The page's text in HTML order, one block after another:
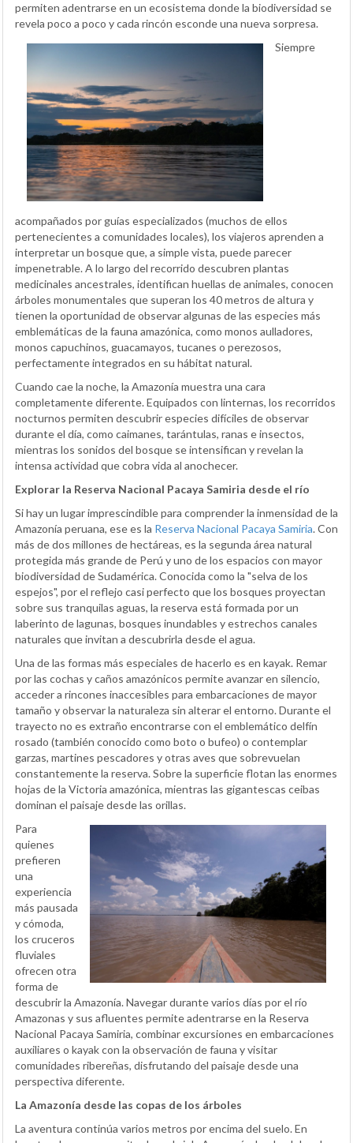
permiten adentrarse en un ecosistema donde la biodiversidad se
revela poco a poco y cada rincón esconde una nueva sorpresa.
Siempre
acompañados por guías especializados (muchos de ellos
pertenecientes a comunidades locales), los viajeros aprenden a
interpretar un bosque que, a simple vista, puede parecer
impenetrable. A lo largo del recorrido descubren plantas
medicinales ancestrales, identifican huellas de animales, conocen
árboles monumentales que superan los 40 metros de altura y
tienen la oportunidad de observar algunas de las especies más
emblemáticas de la fauna amazónica, como monos aulladores,
monos capuchinos, guacamayos, tucanes o perezosos,
perfectamente integrados en su hábitat natural.
Cuando cae la noche, la Amazonía muestra una cara
completamente diferente. Equipados con linternas, los recorridos
nocturnos permiten descubrir especies difíciles de observar
durante el día, como caimanes, tarántulas, ranas e insectos,
mientras los sonidos del bosque se intensifican y revelan la
intensa actividad que cobra vida al anochecer.
Explorar la Reserva Nacional Pacaya Samiria desde el río
Si hay un lugar imprescindible para comprender la inmensidad de la
Amazonía peruana, ese es la Reserva Nacional Pacaya Samiria. Con
más de dos millones de hectáreas, es la segunda área natural
protegida más grande de Perú y uno de los espacios con mayor
biodiversidad de Sudamérica. Conocida como la "selva de los
espejos", por el reflejo casi perfecto que los bosques proyectan
sobre sus tranquilas aguas, la reserva está formada por un
laberinto de lagunas, bosques inundables y estrechos canales
naturales que invitan a descubrirla desde el agua.
Una de las formas más especiales de hacerlo es en kayak. Remar
por las cochas y caños amazónicos permite avanzar en silencio,
acceder a rincones inaccesibles para embarcaciones de mayor
tamaño y observar la naturaleza sin alterar el entorno. Durante el
trayecto no es extraño encontrarse con el emblemático delfín
rosado (también conocido como boto o bufeo) o contemplar
garzas, martines pescadores y otras aves que sobrevuelan
constantemente la reserva. Sobre la superficie flotan las enormes
hojas de la Victoria amazónica, mientras las gigantescas ceibas
dominan el paisaje desde las orillas.
Para
quienes
prefieren
una
experiencia
más pausada
y cómoda,
los cruceros
fluviales
ofrecen otra
forma de
descubrir la Amazonía. Navegar durante varios días por el río
Amazonas y sus afluentes permite adentrarse en la Reserva
Nacional Pacaya Samiria, combinar excursiones en embarcaciones
auxiliares o kayak con la observación de fauna y visitar
comunidades ribereñas, disfrutando del paisaje desde una
perspectiva diferente.
La Amazonía desde las copas de los árboles
La aventura continúa varios metros por encima del suelo. En